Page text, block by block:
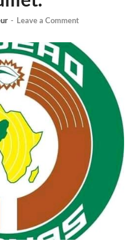
- Leave a Comment